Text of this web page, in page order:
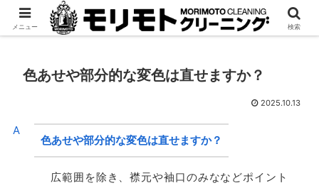
宅配専門「モリクリ」 法人様はこちら
色あせや部分的な変色は直せますか？
2025.10.13
A
色あせや部分的な変色は直せますか？
広範囲を除き、襟元や袖口のみななどポイント
メニュー 検索